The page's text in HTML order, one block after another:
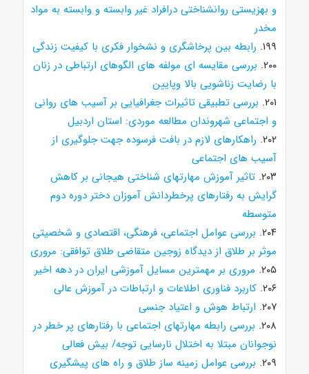
و بهزیستی روانشناختی درافراد غیر وابسته و وابسته به مواد
مخدر
۱۹۹. رابطه بین پرخاشگری و نشخوار فکری با کیفیت زندگی
۲۰۰. بررسی مقایسه ای مولفه های الگوهای ارتباطی در زنان
با رضایت زناشویی بالا وپایین
۲۰۱. بررسی تطبیقی تاثیرات جغرافیایی بر آسیب های روانی
و اجتماعی شهروندان مطالعه موردی: استان اردبیل
۲۰۲. راهکارهای لازم در بافت فرسوده جهت جلوگیری از
آسیب های اجتماعی
۲۰۳. تاثیر آموزش مهارتهای شناختی هیجانی بر کاهش
گرایش به رفتارهای پرخطردانش آموزان دختر دوره دوم
متوسطه
۲۰۴. بررسی عوامل اجتماعی، فرهنگی، اقتصادی و شخصیتی
موثر بر طلاق از دیدگاه زوجین متقاضی طلاق توافقی: مروری
۲۰۵. مروری بر مهمترین مسایل آموزشی ایران در دهه اخیر
۲۰۶. کاربرد فناوری اطلاعات و ارتباطات در آموزش عالی
۲۰۷. ارتباط هوش و اعتیاد جنسی
۲۰۸. بررسی رابطه مهارتهای اجتماعی با رفتارهای پر خطر در
نوجوانان مبتلا به اختلال نارسایی توجه/ بیش فعالی
۲۰۹. بررسی عوامل زمینه ساز طلاق و راه های پیشگیری